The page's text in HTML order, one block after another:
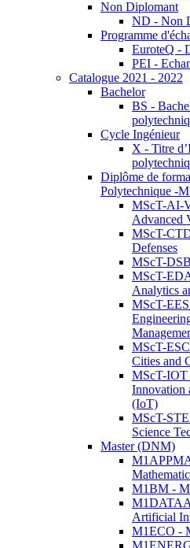
Non Diplomant
ND - Non
Programme
EuroteQ -
PEI -
Catalogue 2021 - 2022
Bachelor
BS -
Cycle Ingénieur
X - Titre
Diplôme de
Polytechnique -
MScT-AI-
Advanced
MScT-
Defenses
MScT-
MScT-
Analytics
MScT-
MScT-
Cities and
MScT-IOT
Innovation
(IoT)
MScT-
Science
Master (DNM)
M1BM -
Artificial
M1ECO -